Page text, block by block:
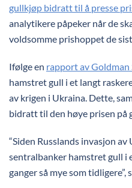
gullkjøp bidratt til å presse
analytikere påpeker når de
voldsomme prishoppet de
Ifølge en rapport av Goldman
hamstret gull i et langt
av krigen i Ukraina. Dette,
bidratt til den høye prisen på
“Siden Russlands invasjon
sentralbanker hamstret gull
ganger så mye som